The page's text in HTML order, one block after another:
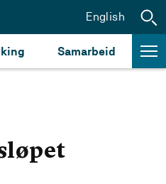
Samarbeid
English